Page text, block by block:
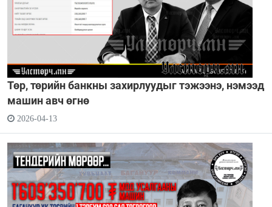
Төр, төрийн банкны захирлуудыг тэжээнэ, нэмээд
машин авч өгнө
2026-04-13